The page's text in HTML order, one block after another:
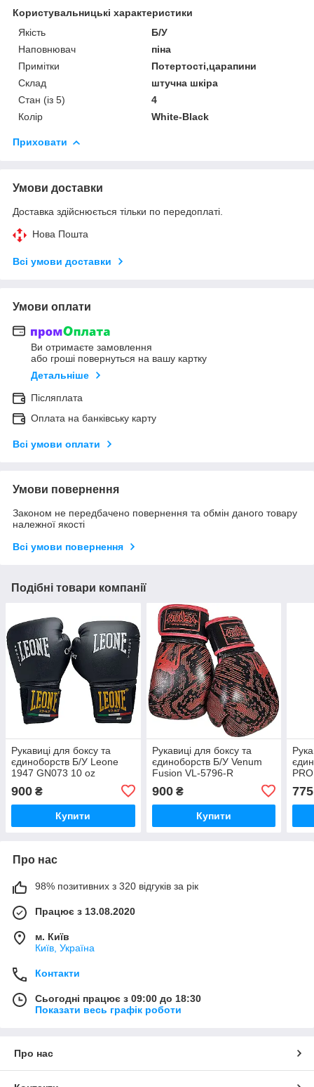
Користувальницькі характеристики
Якість
Б/У
Наповнювач
піна
Примітки
Потертості,царапини
Склад
штучна шкіра
Стан (із 5)
4
Колір
White-Black
Приховати
Умови доставки
Доставка здійснюється тільки по передоплаті.
Нова Пошта
Всі умови доставки
Умови оплати
Ви отримаєте замовлення
або гроші повернуться на вашу картку
Детальніше
Післяплата
Оплата на банківську карту
Всі умови оплати
Умови повернення
Законом не передбачено повернення та обмін даного товару
належної якості
Всі умови повернення
Подібні товари компанії
Рукавиці для боксу та
єдиноборств Б/У Leone
1947 GN073 10 oz
900 ₴
Купити
Рукавиці для боксу та
єдиноборств Б/У Venum
Fusion VL-5796-R
900₴
Купити
775
Про нас
98% позитивних з 320 відгуків за рік
Працює з 13.08.2020
м. Київ
Київ, Україна
Контакти
Сьогодні працює з 09:00 до 18:30
Показати весь графік роботи
Про нас